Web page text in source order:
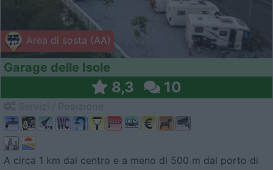
Area di sosta (AA)
Garage delle Isole
8,3 10
A circa 1 km dal centro e a meno di 500 m dal porto di